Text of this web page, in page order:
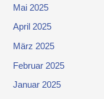
Mai 2025
April 2025
März 2025
Februar 2025
Januar 2025